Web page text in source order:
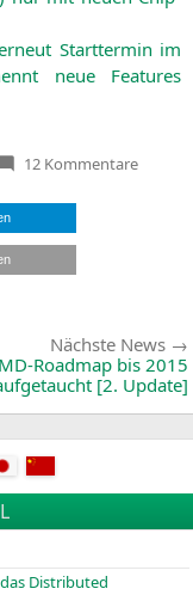
Start­ter­min im
neue Fea­tures
12 Kommentarezu
und
A10-
7700K
Nächste News
Roadmap bis 2015
[2. Update]
Distributed